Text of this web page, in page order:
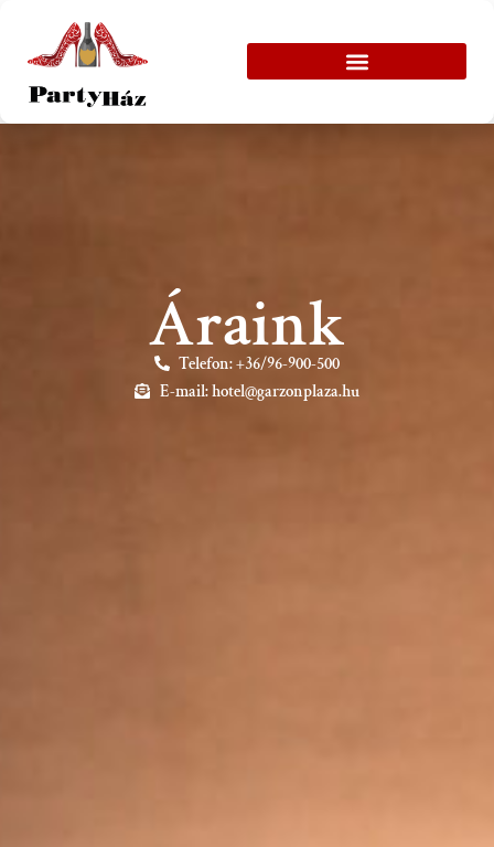
Áraink
Telefon: +36/96-900-500
E-mail:hotel@garzonplaza.hu